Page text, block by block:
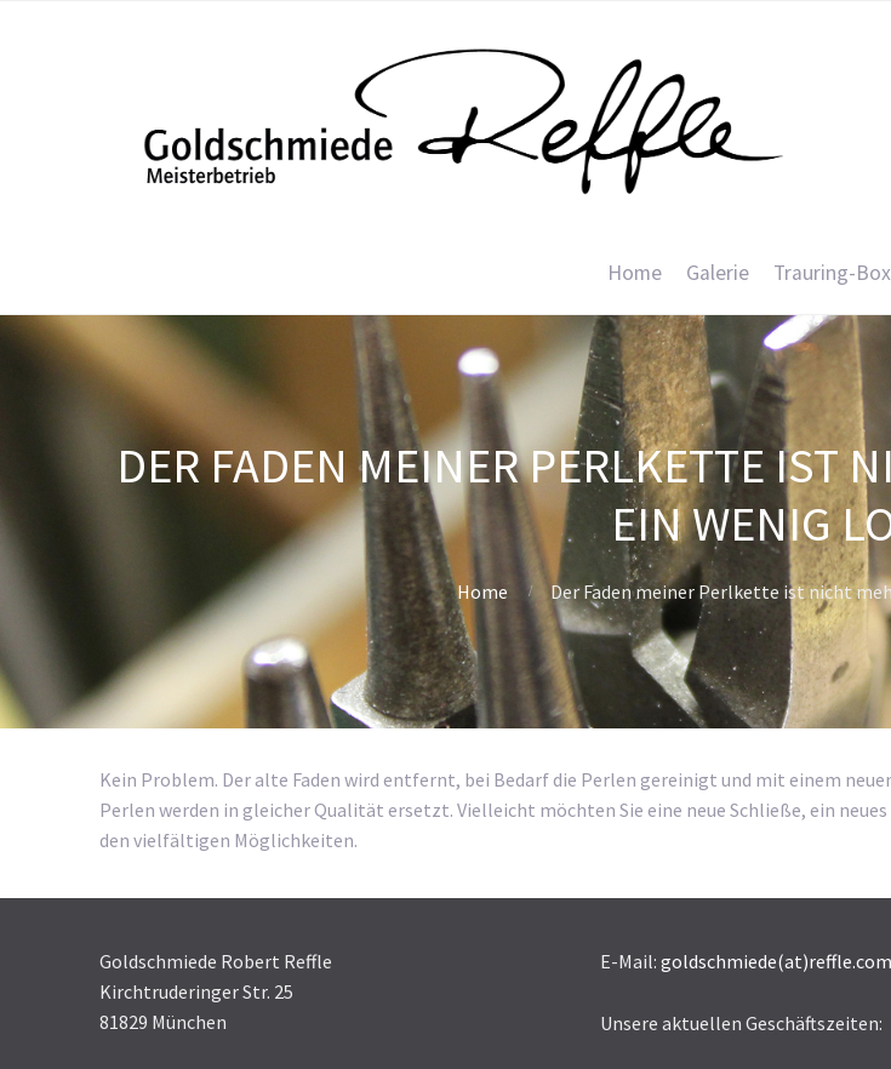
Home Galerie Trauring-Box
DER FADEN MEINER PERLKETTE IST
EIN WENIG
Home Der Faden meiner Perlkette ist nicht
Kein Problem. Der alte Faden wird entfernt, bei Bedarf die Perlen gereinigt und mit einem
Perlen werden in gleicher Qualität ersetzt. Vielleicht möchten Sie eine neue Schließe, ein
den vielfältigen Möglichkeiten.
Goldschmiede Robert Reffle
Kirchtruderinger Str. 25
81829 München
E-Mail: goldschmiede(at)reffle.com
Unsere aktuellen Geschäftszeiten: